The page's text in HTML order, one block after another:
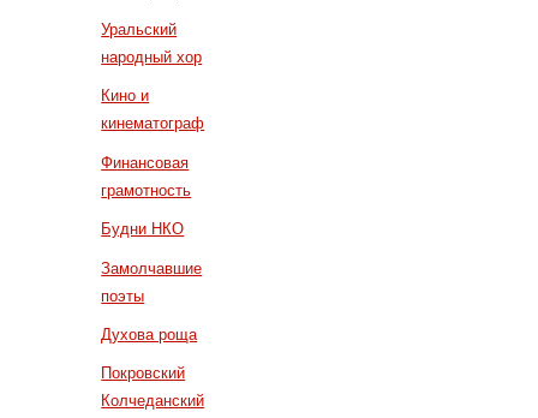
Уральский
народный хор
Кино и
кинематограф
Финансовая
грамотность
Будни НКО
Замолчавшие
поэты
Духова роща
Покровский
Колчеданский